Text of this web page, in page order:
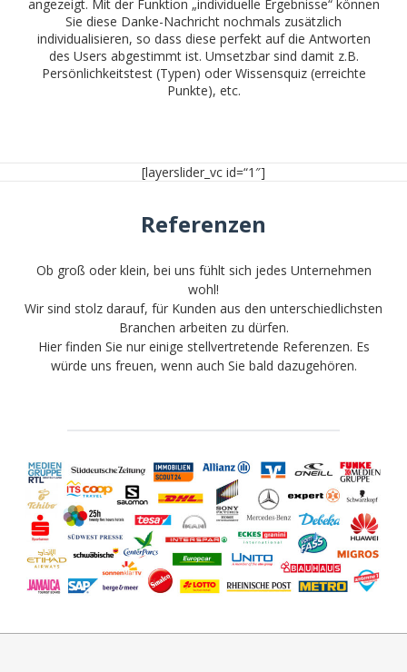
angezeigt. Mit der Funktion „individuelle Ergebnisse“ können
Sie diese Danke-Nachricht nochmals zusätzlich
individualisieren, so dass diese perfekt auf die Antworten
des Users abgestimmt ist. Umsetzbar sind damit z.B.
Persönlichkeitstest (Typen) oder Wissensquiz (erreichte
Punkte), etc.
[layerslider_vc id=“1″]
Referenzen
Ob groß oder klein, bei uns fühlt sich jedes Unternehmen
wohl!
Wir sind stolz darauf, für Kunden aus den unterschiedlichsten
Branchen arbeiten zu dürfen.
Hier finden Sie nur einige stellvertretende Referenzen. Es
würde uns freuen, wenn auch Sie bald dazugehören.